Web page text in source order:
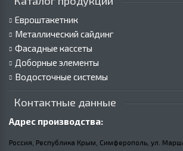
Евроштакетник
Металлический сайдинг
Фасадные кассеты
Доборные элементы
Водосточные системы
Контактные данные
Адрес производства:
Россия, Республика Крым, Симферополь, ул.